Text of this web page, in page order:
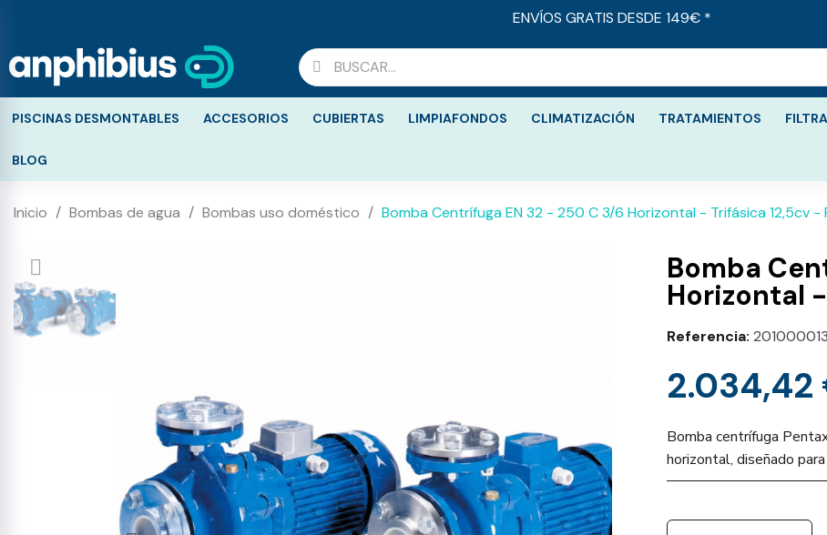
ENVÍOS GRATIS DESDE 149€ *
PISCINAS DESMONTABLES ACCESORIOS CUBIERTAS LIMPIAFONDOS CLIMATIZACIÓN TRATAMIENTOS
BLOG
Inicio Bombas de agua Bombas uso doméstico Bomba Centrífuga EN 32 - 250 C 3/6 Horizontal - Trifásica 12,5cv -
Bomba
Horizontal
Referencia
2.034,42
Bomba centrífuga
horizontal, diseñado